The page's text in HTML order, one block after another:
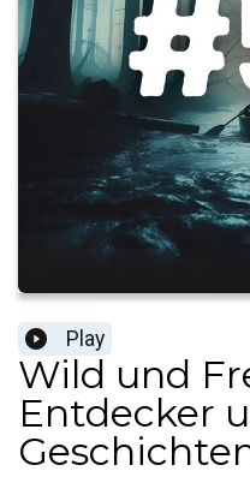
Play
Wild und
Entdecker